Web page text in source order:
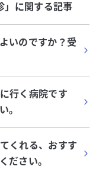
」に関する記事
いのですか？受
行く病院です
。
くれる、おすす
ださい。